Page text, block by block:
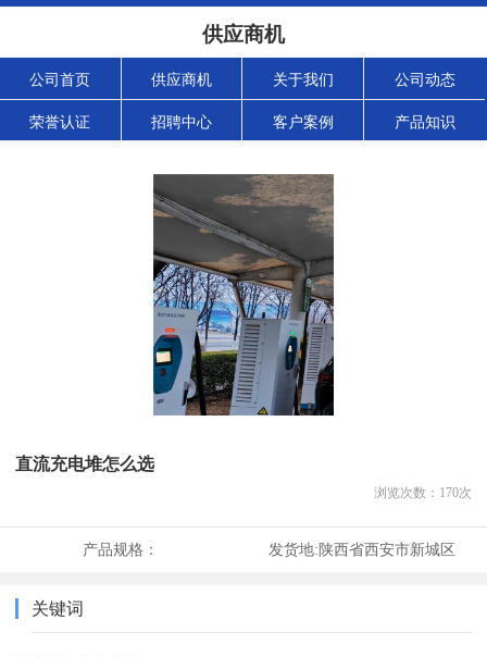
供应商机
公司首页 供应商机 关于我们 公司动态
荣誉认证 招聘中心 客户案例 产品知识
直流充电堆怎么选
浏览次数： 170次
产品规格： 发货地:陕西省西安市新城区
关键词